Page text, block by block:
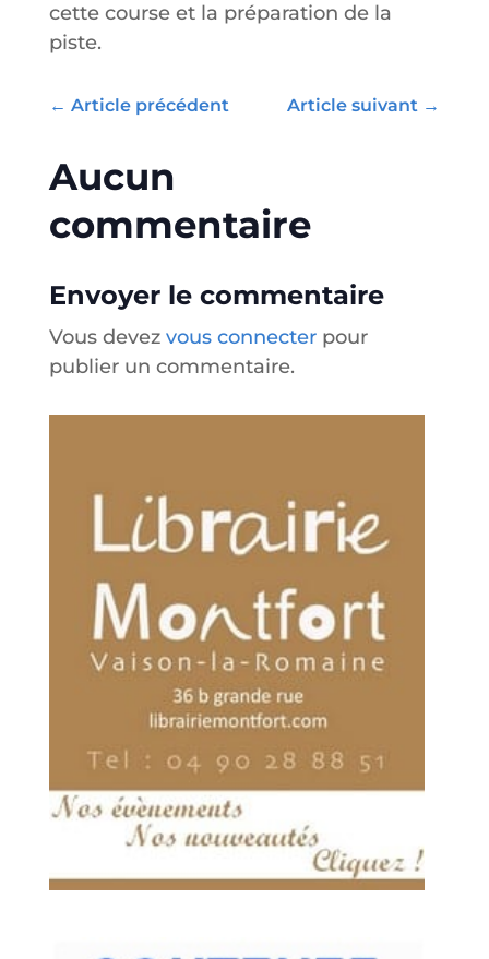
cette course et la préparation de la
piste.
← Article précédent Article suivant →
Aucun
commentaire
Envoyer le commentaire
Vous devez vous connecterpour
publier un commentaire.